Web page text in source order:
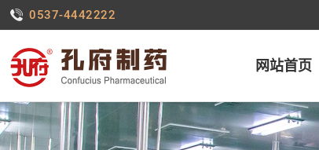
0537-4442222
网站首页